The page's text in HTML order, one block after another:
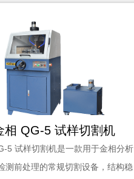
相 QG-5 试样切割机
5 试样切割机是一款用于金相分析
测前处理的常规切割设备，结构稳